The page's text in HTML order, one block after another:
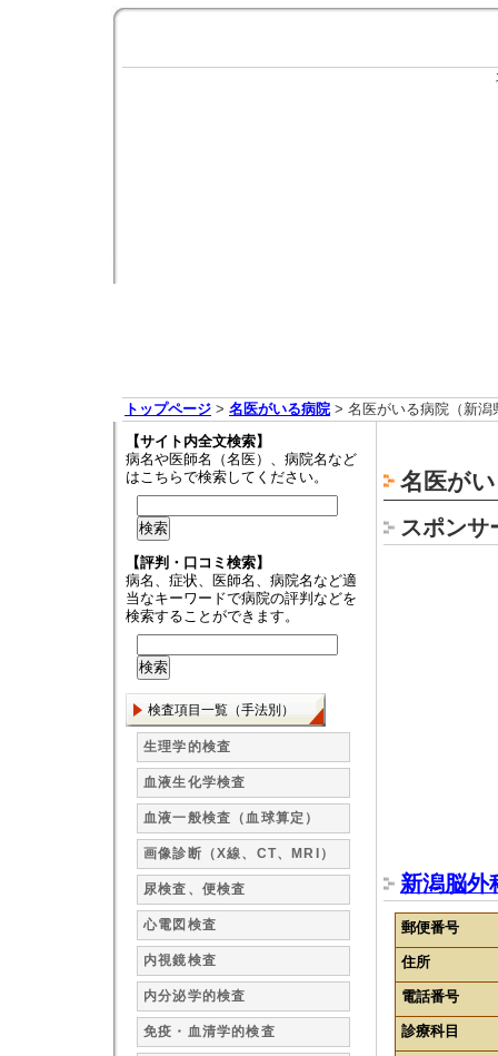
トップページ > 名医がいる病院 > 名医がいる病院（新潟
名医が
スポンサ
新潟脳外
郵便番号
住所
電話番号
診療科目
【サイト内全文検索】
病名や医師名（名医）、病院名など
はこちらで検索してください。
【評判・口コミ検索】
病名、症状、医師名、病院名など適
当なキーワードで病院の評判などを
検索することができます。
検査項目一覧（手法別）
生理学的検査
血液生化学検査
血液一般検査（血球算定）
画像診断（X線、CT、MRI）
尿検査、便検査
心電図検査
内視鏡検査
内分泌学的検査
免疫・血清学的検査